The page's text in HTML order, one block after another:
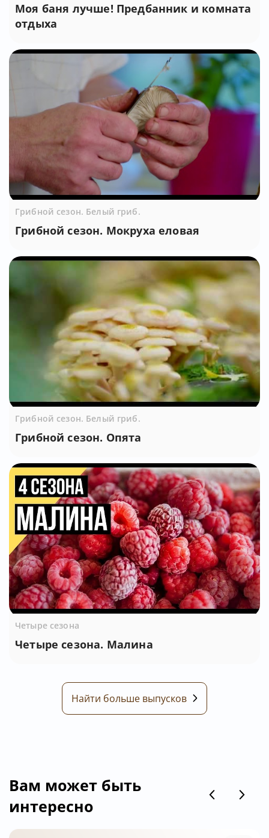
Моя баня лучше! Предбанник и комната
отдыха
Грибной сезон. Белый гриб.
Грибной сезон. Мокруха еловая
Грибной сезон. Белый гриб.
Грибной сезон. Опята
Четыре сезона
Четыре сезона. Малина
Найти больше выпусков
Вам может быть
интересно